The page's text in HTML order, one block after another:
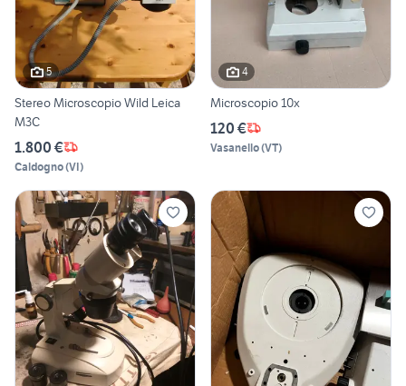
5
Stereo Microscopio Wild Leica
M3C
1.800 €
Caldogno(VI)
4
Microscopio 10x
120 €
Vasanello(VT)